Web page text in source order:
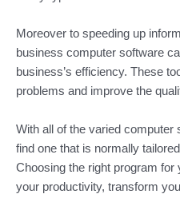
Moreover to speeding up
business computer software
business’s efficiency. These
problems and improve the
With all of the varied computer
find one that is normally
Choosing the right program
your productivity, transform